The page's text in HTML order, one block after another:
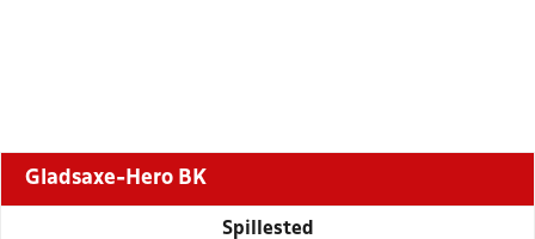
Gladsaxe-Hero BK
Spillested